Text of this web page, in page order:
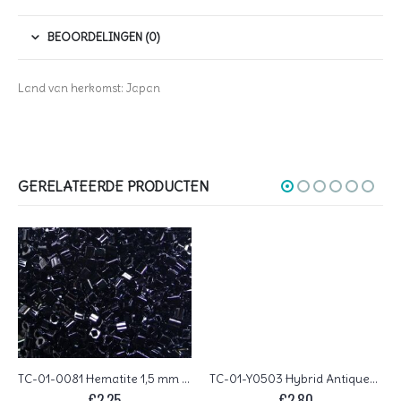
BEOORDELINGEN (0)
Land van herkomst: Japan
GERELATEERDE PRODUCTEN
TC-01-0081 Hematite 1,5 mm Toho Cubes TC-01-Y0503 Hybrid Antiqued Metallic Black 1,5 mm Toho Cubes